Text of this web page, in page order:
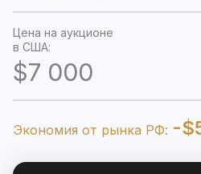
Цена на аукционе
в США:
$7 000
Экономия от рынка РФ: -